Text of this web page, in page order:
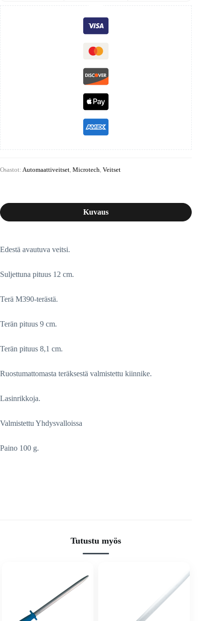
Osastot: Automaattiveitset Microtech Veitset
Kuvaus
Edestä avautuva veitsi.
Suljettuna pituus 12 cm.
Terä M390-terästä.
Terän pituus 9 cm.
Terän pituus 8,1 cm.
Ruostumattomasta teräksestä valmistettu kiinnike.
Lasinrikkoja.
Valmistettu Yhdysvalloissa
Paino 100 g.
Tutustu myös